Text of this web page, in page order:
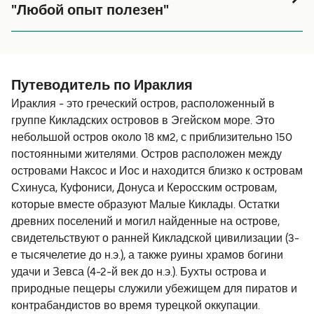
"Любой опыт полезен"
чувствуется,просторные салоны с самолетными
креслами,различные кафе,бизнес-класс и т.д.
Приобретя билеты эконом-класса приготовьтесь
столкнуться с европейским "скотством".Эконом места
расположены на открытых верхних палубах.Так
называемые "культурные европейцы" не постесняются
расположиться с ногами вдвоем на местах со столами
для восьми человек.Разложить свои вещи на
нескольких стульях вокруг себя, что бы рядом ни кто не
сел.Задрать ноги на ограждение палубы.Всю дорогу
ржать во все горло и бесконечно курить не обращая
внимания ни на детей ни на недовольства не курящих
пассажиров.На замечания огрызаются.Все-таки "один
билет - одно место".Вот она европейская
Путеводитель по Ираклия
Ираклия - это греческий остров, расположенный в
группе Кикладских островов в Эгейском море. Это
небольшой остров около 18 км2, с приблизительно 150
постоянными жителями. Остров расположен между
островами Наксос и Иос и находится близко к островам
Схинуса, Куфониси, Донуса и Керосским островам,
которые вместе образуют Малые Киклады. Остатки
древних поселений и могил найденные на острове,
свидетельствуют о ранней Кикладской цивилизации (3-
е тысячелетие до н.э.), а также руины храмов богини
удачи и Зевса (4-2-й век до н.э.). Бухты острова и
природные пещеры служили убежищем для пиратов и
контрабандистов во время турецкой оккупации.